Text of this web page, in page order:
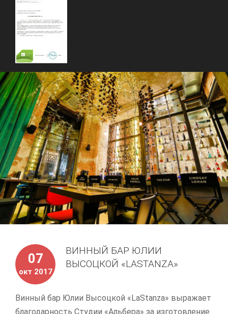
07
окт 2017
ВИННЫЙ БАР ЮЛИИ
ВЫСОЦКОЙ «LASTANZA»
Винный бар Юлии Высоцкой «LaStanza» выражает
благодарность Студии «Альбера» за изготовление